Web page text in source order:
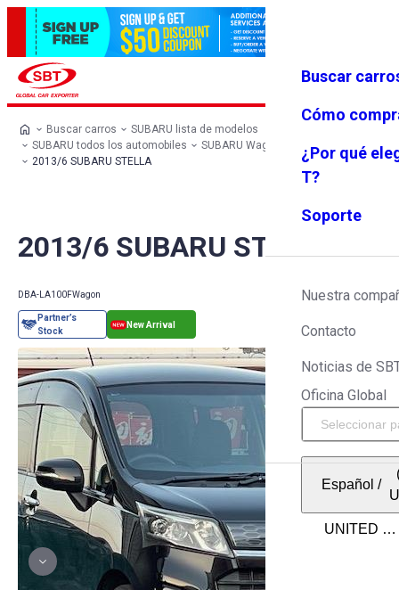
Favoritos Menú
Buscar
Cómo
¿Por qué
T?
Soporte
Nuestra
Contacto
Noticias de
Oficina Global
Español /
Buscar carros
SUBARU lista de modelos
SUBARU todos los automobiles
SUBARU Wagon
SUBARU STELLA
2013/6 SUBARU STELLA
2013/6 SUBARU STELLA
DBA-LA100FWagon